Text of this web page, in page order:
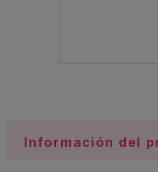
Información del